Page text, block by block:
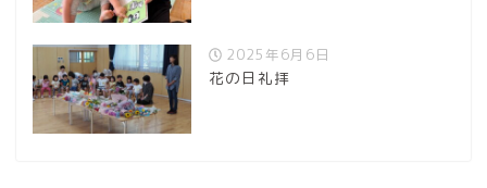
2025年6月6日
花の日礼拝